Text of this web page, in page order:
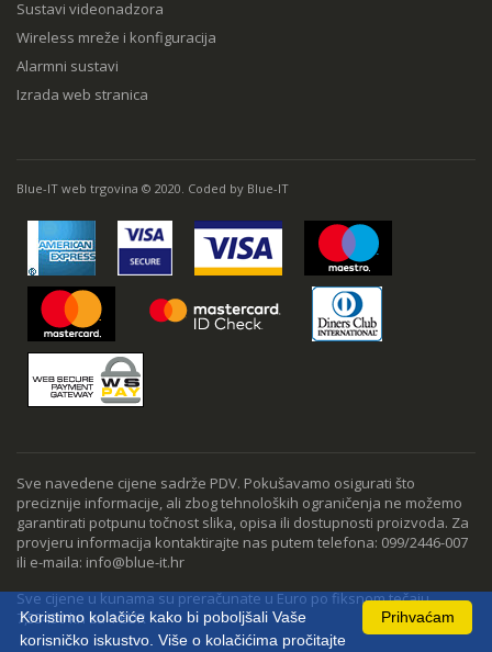
Sustavi videonadzora
Wireless mreže i konfiguracija
Alarmni sustavi
Izrada web stranica
Blue-IT web trgovina © 2020. Coded by Blue-IT
Sve navedene cijene sadrže PDV. Pokušavamo osigurati što
preciznije informacije, ali zbog tehnoloških ograničenja ne možemo
garantirati potpunu točnost slika, opisa ili dostupnosti proizvoda. Za
provjeru informacija kontaktirajte nas putem telefona: 099/2446-007
ili e-maila: info@blue-it.hr
Sve cijene u kunama su preračunate u Euro po fiksnom tečaju
7,53450 kn za 1 EUR
Prihvaćam
Koristimo kolačiće kako bi poboljšali Vaše
korisničko iskustvo. Više o kolačićima pročitajte